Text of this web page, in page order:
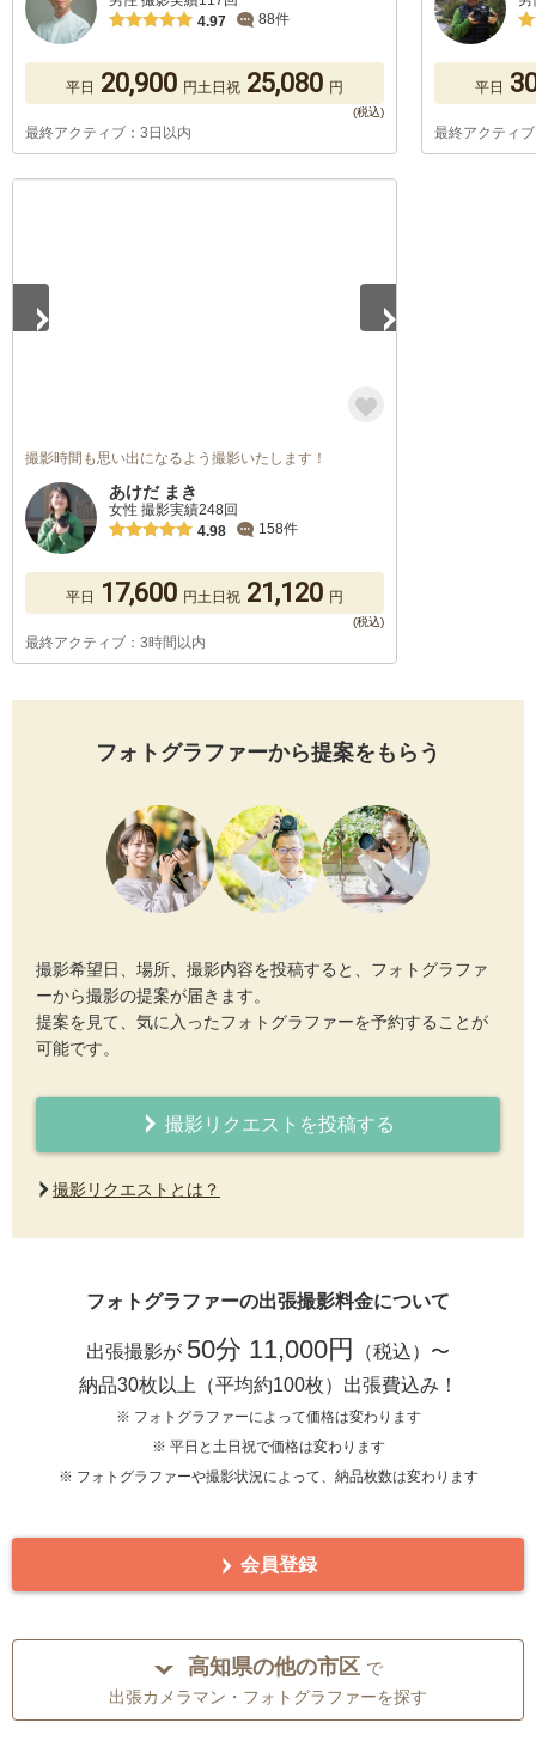
4.97
88件
平日 20,900 円土日祝 25,080 円
最終アクティブ：3日以内
平日
最終アクティ
撮影時間も思い出になるよう撮影いたします！
あけだ まき
女性 撮影実績248回
4.98
158件
平日 17,600 円土日祝 21,120 円
最終アクティブ：3時間以内
フォトグラファーから提案をもらう
撮影希望日、場所、撮影内容を投稿すると、フォトグラファ
ーから撮影の提案が届きます。
提案を見て、気に入ったフォトグラファーを予約することが
可能です。
撮影リクエストを投稿する
撮影リクエストとは？
フォトグラファーの出張撮影料金について
出張撮影が 50分 11,000円
（税込）〜
納品30枚以上（平均約100枚）出張費込み！
※ フォトグラファーによって価格は変わります
※ 平日と土日祝で価格は変わります
※ フォトグラファーや撮影状況によって、納品枚数は変わります
会員登録
高知県の他の市区 で
出張カメラマン・フォトグラファーを探す